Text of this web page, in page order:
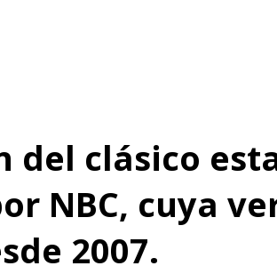
clásico
NBC, cuya
2007.